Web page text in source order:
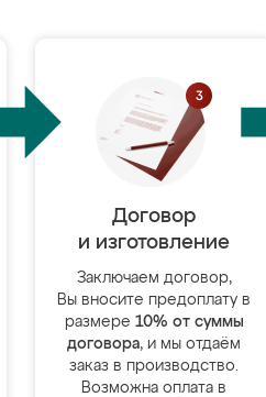
Договор
и изготовление
Заключаем договор,
Вы вносите предоплату в
размере 10% от суммы
договора, и мы отдаём
заказ в производство.
Возможна оплата в